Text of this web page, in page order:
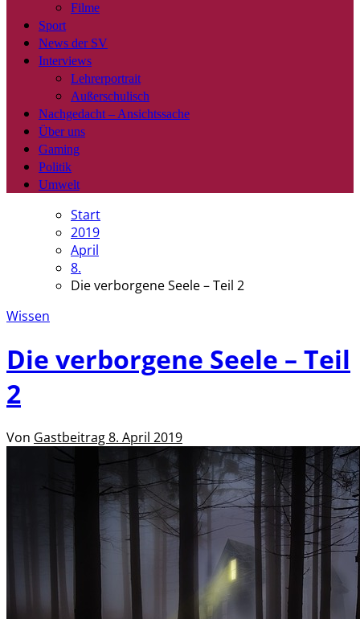
Filme
Sport
News der SV
Interviews
Lehrerportrait
Außerschulisch
Nachgedacht – Ansichtssache
Über uns
Gaming
Politik
Umwelt
Start
2019
April
8.
Die verborgene Seele – Teil 2
Wissen
Die verborgene Seele – Teil
2
Von Gastbeitrag8. April 2019